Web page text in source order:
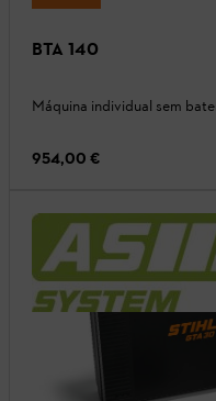
BTA 140
Máquina individual sem
954,00 €